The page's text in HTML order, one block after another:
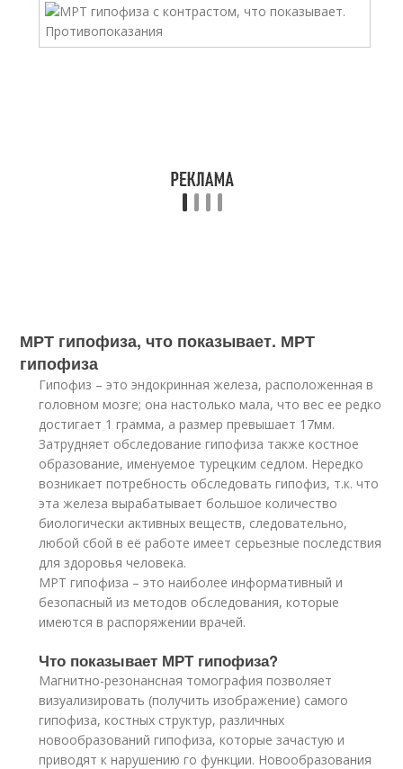
МРТ гипофиза, что показывает. МРТ
гипофиза
Гипофиз – это эндокринная железа, расположенная в
головном мозге; она настолько мала, что вес ее редко
достигает 1 грамма, а размер превышает 17мм.
Затрудняет обследование гипофиза также костное
образование, именуемое турецким седлом. Нередко
возникает потребность обследовать гипофиз, т.к. что
эта железа вырабатывает большое количество
биологически активных веществ, следовательно,
любой сбой в её работе имеет серьезные последствия
для здоровья человека.
МРТ гипофиза – это наиболее информативный и
безопасный из методов обследования, которые
имеются в распоряжении врачей.
Что показывает МРТ гипофиза?
Магнитно-резонансная томография позволяет
визуализировать (получить изображение) самого
гипофиза, костных структур, различных
новообразований гипофиза, которые зачастую и
приводят к нарушению го функции. Новообразования